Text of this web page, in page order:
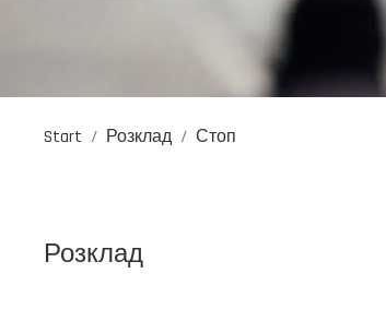
Start Розклад Стоп
Розклад